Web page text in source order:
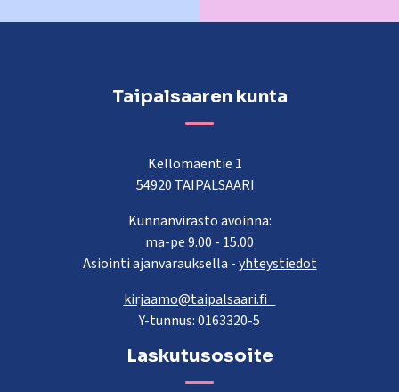
Taipalsaaren kunta
Kellomäentie 1
54920 TAIPALSAARI
Kunnanvirasto avoinna:
ma-pe 9.00 - 15.00
Asiointi ajanvarauksella -yhteystiedot
kirjaamo@taipalsaari.fi
Y-tunnus: 0163320-5
Laskutusosoite